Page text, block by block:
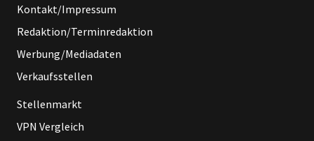
Kontakt/Impressum
Redaktion/Terminredaktion
Werbung/Mediadaten
Verkaufsstellen
Stellenmarkt
VPN Vergleich